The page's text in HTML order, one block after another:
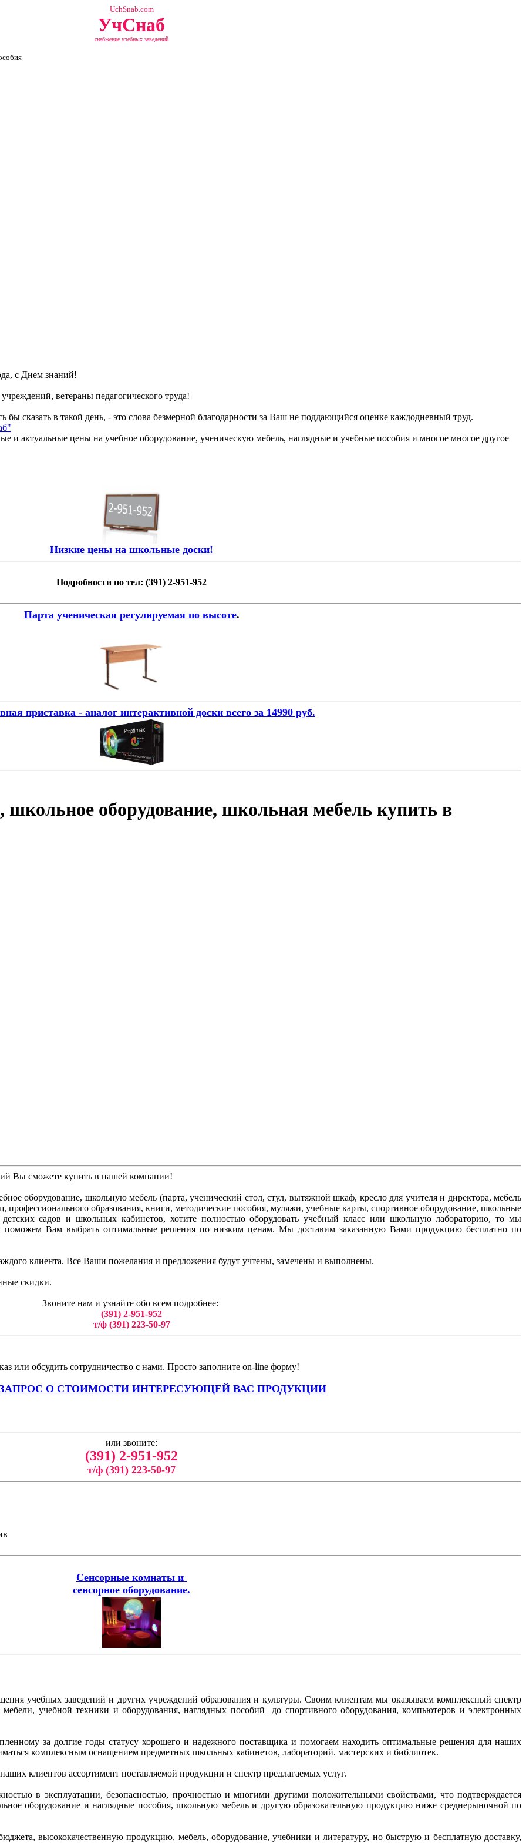
UchSnab.com
УчСнаб
снабжение учебных заведений
с Днем знаний!
ветераны педагогического труда!
сказать в такой день, - это слова безмерной благодарности за Ваш не поддающийся оценке каждодневный труд.
и актуальные цены на учебное оборудование, ученическую мебель, наглядные и учебные пособия и многое многое другое
Низкие цены на школьные доски!
Подробности по тел: (391) 2-951-952
Парта ученическая регулируемая по высоте.
приставка - аналог интерактивной доски всего за 14990 руб.
оборудование, школьная мебель купить в
Вы сможете купить в нашей компании!
оборудование, школьную мебель (парта, ученический стол, стул, вытяжной шкаф, кресло для учителя и директора, мебель
образования, книги, методические пособия, муляжи, учебные карты, спортивное оборудование, школьные
детских садов и школьных кабинетов, хотите полностью оборудовать учебный класс или школьную лабораторию, то мы
Вам выбрать оптимальные решения по низким ценам. Мы доставим заказанную Вами продукцию бесплатно по
клиента. Все Ваши пожелания и предложения будут учтены, замечены и выполнены.
скидки.
Звоните нам и узнайте обо всем подробнее:
(391) 2-951-952
т/ф (391) 223-50-97
или обсудить сотрудничество с нами. Просто заполните on-line форму!
О СТОИМОСТИ ИНТЕРЕСУЮЩЕЙ ВАС ПРОДУКЦИИ
или звоните:
(391) 2-951-952
т/ф (391) 223-50-97
Сенсорные комнаты и
сенсорное оборудование.
учебных заведений и других учреждений образования и культуры. Своим клиентам мы оказываем комплексный спектр
мебели, учебной техники и оборудования, наглядных пособий до спортивного оборудования, компьютеров и электронных
за долгие годы статусу хорошего и надежного поставщика и помогаем находить оптимальные решения для наших
комплексным оснащением предметных школьных кабинетов, лабораторий. мастерских и библиотек.
клиентов ассортимент поставляемой продукции и спектр предлагаемых услуг.
в эксплуатации, безопасностью, прочностью и многими другими положительными свойствами, что подтверждается
оборудование и наглядные пособия, школьную мебель и другую образовательную продукцию ниже среднерыночной по
высококачественную продукцию, мебель, оборудование, учебники и литературу, но быструю и бесплатную доставку,